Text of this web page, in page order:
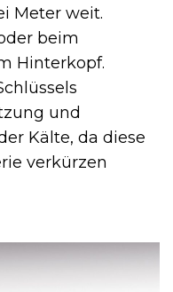
Meter weit.
beim
Hinterkopf.
und
Kälte, da diese
verkürzen